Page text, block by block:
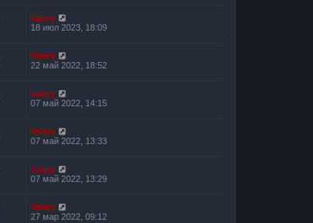
Valery
18 июл 2023, 18:09
Valery
22 май 2022, 18:52
Valery
07 май 2022, 14:15
Valery
07 май 2022, 13:33
Valery
07 май 2022, 13:29
Valery
27 мар 2022, 09:12